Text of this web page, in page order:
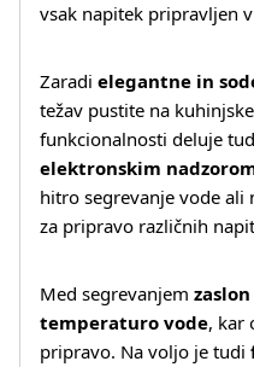
Več o izdelku
vsak napitek pripravljen
Zaradi elegantne in
težav pustite na
funkcionalnosti deluje
elektronskim
hitro segrevanje vode ali
za pripravo različnih
Med segrevanjem
temperaturo vode, kar
pripravo. Na voljo je tudi